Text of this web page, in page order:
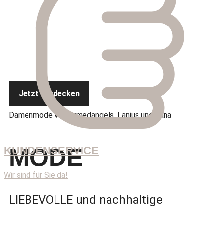
Jetzt entdecken
Damenmode von Armedangels, Lanius und Lana
MODE
LIEBEVOLLE und nachhaltige
KUNDENSERVICE
Wir sind für Sie da!